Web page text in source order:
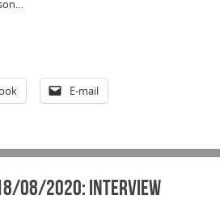
E-mail
08/2020: Interview